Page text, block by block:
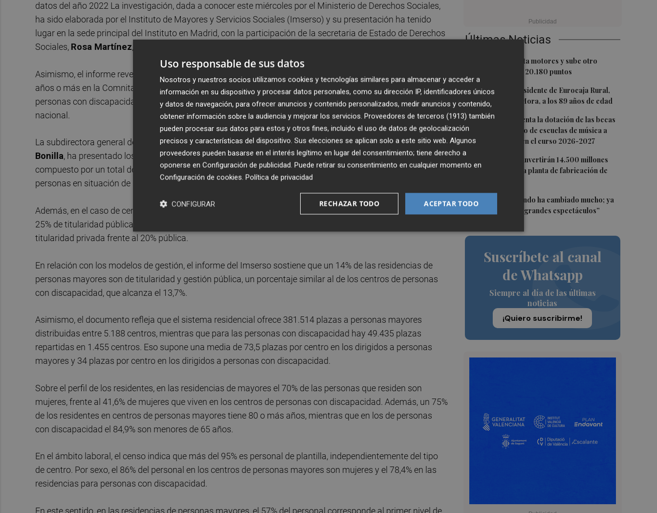
Últimas Noticias
El Ibex 35 aprieta motores y sube otro
0,62%, hasta los 20.180 puntos
2 Fallece el expresidente de Eurocaja Rural,
Andrés Gómez Mora, a los 89 años de edad
3CaixaBank aumenta la dotación de las becas
para el alumnado de escuelas de música a
275.000 euros en el curso 2026-2027
4 Tesla y SpaceX invertirán 14.500 millones
para construir la planta de fabricación de
5Sol Picó: “El mundo ha cambiado mucho; ya
no es tiempo de grandes espectáculos”
Suscríbete al canal
de Whatsapp
Siempre al día de las últimas
noticias
¡Quiero suscribirme!
datos del año 2022 La investigación, dada a conocer este miércoles por el Ministerio de Derechos Sociales,
ha sido elaborada por el Instituto de Mayores y Servicios Sociales (Imserso) y su presentación ha tenido
lugar en la sede principal del Instituto en Madrid, con la participación de la secretaria de Estado de Derechos
Sociales, Rosa Martínez, y de la directora general del Imserso,
Asimismo, el informe revela que hay 11,13 centros de personas mayores por cada 10.000 personas de 80
años o más en la Comnitat Valenciana, frente al 18,11 de media nacional; y 2,06 centros para dirigidos a
personas con discapacidad por cada 10.000 personas con discapacidad, frente a los 4,35 centros de media
nacional.
La subdirectora general de Planificación, Ordenación y Evaluación del Imserso,Esther Pérez de Vargas
Bonilla, ha presentado los principales resultados del estudio, que indica el sistema residencial español está
compuesto por un total de 6.831 centros, de los cuales el 75,9% está dirigido a personas mayores, el 21,3% a
personas en situación de discapacidad, y un 2,8% para ambas.
Además, en el caso de centros dirigidos a personas mayores, el 75% de los centros son privados, frente al
25% de titularidad pública. Respecto a los centros dirigidos a personas con discapacidad, el 80% son de
titularidad privada frente al 20% pública.
En relación con los modelos de gestión, el informe del Imserso sostiene que un 14% de las residencias de
personas mayores son de titularidad y gestión pública, un porcentaje similar al de los centros de personas
con discapacidad, que alcanza el 13,7%.
Asimismo, el documento refleja que el sistema residencial ofrece 381.514 plazas a personas mayores
distribuidas entre 5.188 centros, mientras que para las personas con discapacidad hay 49.435 plazas
repartidas en 1.455 centros. Eso supone una media de 73,5 plazas por centro en los dirigidos a personas
mayores y 34 plazas por centro en los dirigidos a personas con discapacidad.
Sobre el perfil de los residentes, en las residencias de mayores el 70% de las personas que residen son
mujeres, frente al 41,6% de mujeres que viven en los centros de personas con discapacidad. Además, un 75%
de los residentes en centros de personas mayores tiene 80 o más años, mientras que en los de personas
con discapacidad el 84,9% son menores de 65 años.
En el ámbito laboral, el censo indica que más del 95% es personal de plantilla, independientemente del tipo
de centro. Por sexo, el 86% del personal en los centros de personas mayores son mujeres y el 78,4% en las
residencias para personas con discapacidad.
En este sentido, en las residencias de personas mayores, el 57% del personal corresponde al primer nivel de
Uso responsable de sus datos
Nosotros y nuestros socios utilizamos cookies y tecnologías similares para almacenar y acceder a
información en su dispositivo y procesar datos personales, como su dirección IP, identificadores únicos
y datos de navegación, para ofrecer anuncios y contenido personalizados, medir anuncios y contenido,
obtener información sobre la audiencia y mejorar los servicios. Proveedores de terceros (1913) también
pueden procesar sus datos para estos y otros fines, incluido el uso de datos de geolocalización
precisos y características del dispositivo. Sus elecciones se aplican solo a este sitio web. Algunos
proveedores pueden basarse en el interés legítimo en lugar del consentimiento; tiene derecho a
oponerse en Configuración de publicidad. Puede retirar su consentimiento en cualquier momento en
Configuración de cookies. Política de privacidad
ACEPTAR TODO
RECHAZAR TODO
CONFIGURAR